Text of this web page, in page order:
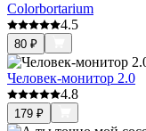
Colorbortarium
4.5
80 ₽
Человек-монитор 2.0
4.8
179 ₽